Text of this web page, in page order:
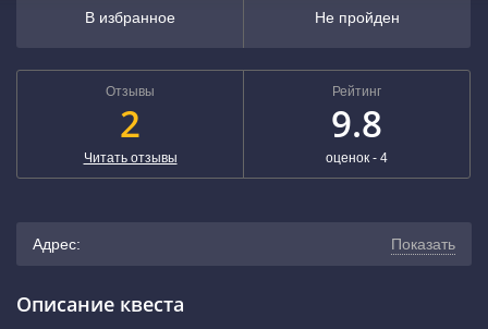
В избранное Не пройден
Отзывы
2
Читать отзывы
Рейтинг
9.8
оценок - 4
Адрес: Показать
Описание квеста